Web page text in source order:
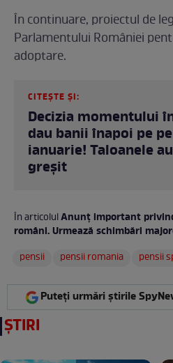
În continuare, proiectul de
Parlamentului României
adoptare.
CITEȘTE ȘI:
Decizia momentului
dau banii înapoi pe
ianuarie! Taloanele
greșit
În articolulAnunț important
români. Urmează schimbări
pensii
pensii romania pensii
Puteți urmări știrile
ȘTIRI